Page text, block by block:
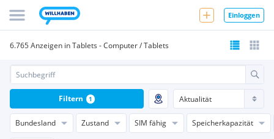
Einloggen
6.765 Anzeigen in Tablets - Computer / Tablets
Bundesland Zustand SIM fähig Speicherkapazität
Filtern 1